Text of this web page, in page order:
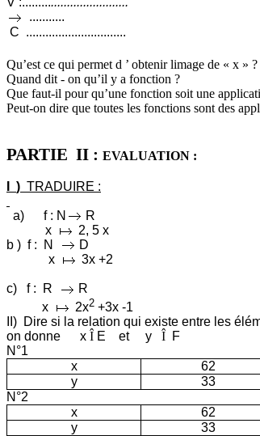
...........
C ...............................
Qu’est ce qui permet d ’ obtenir limage de « x » ?
Quand dit - on qu’il y a fonction ?
Que faut-il pour qu’une fonction soit une
Peut-on dire que toutes les fonctions sont des
PARTIE II : EVALUATION :
) TRADUIRE :
a) f : N
R
x
2, 5 x
b ) f : N
D
x
3x +2
c) f : R
R
x
2x2 +3x -1
II) Dire si la relation qui existe entre les
on donne x Î E et y Î F
N°1
x
62
y
33
N°2
x
62
y
33